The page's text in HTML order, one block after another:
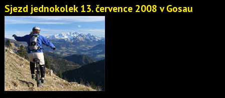
Sjezd jednokolek 13. července 2008 v Gosau